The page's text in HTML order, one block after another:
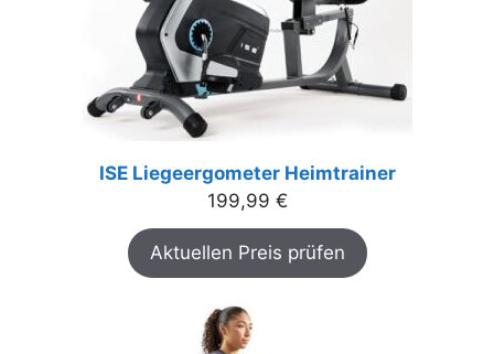
ISE Liegeergometer Heimtrainer
199,99 €
Aktuellen Preis prüfen